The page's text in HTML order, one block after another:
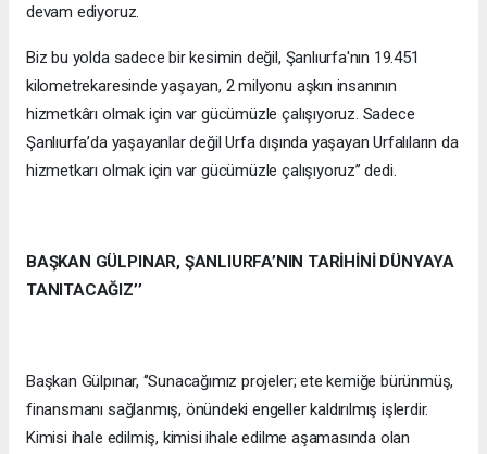
devam ediyoruz.
Biz bu yolda sadece bir kesimin değil, Şanlıurfa'nın 19.451
kilometrekaresinde yaşayan, 2 milyonu aşkın insanının
hizmetkârı olmak için var gücümüzle çalışıyoruz. Sadece
Şanlıurfa’da yaşayanlar değil Urfa dışında yaşayan Urfalıların da
hizmetkarı olmak için var gücümüzle çalışıyoruz’’ dedi.
BAŞKAN GÜLPINAR, ŞANLIURFA’NIN TARİHİNİ DÜNYAYA
TANITACAĞIZ’’
Başkan Gülpınar, ‘’Sunacağımız projeler; ete kemiğe bürünmüş,
finansmanı sağlanmış, önündeki engeller kaldırılmış işlerdir.
Kimisi ihale edilmiş, kimisi ihale edilme aşamasında olan